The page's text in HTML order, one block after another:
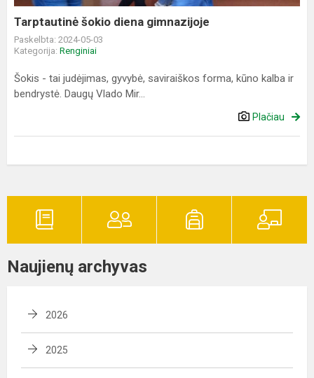
Tarptautinė šokio diena gimnazijoje
Paskelbta: 2024-05-03
Kategorija: Renginiai
Šokis - tai judėjimas, gyvybė, saviraiškos forma, kūno kalba ir
bendrystė. Daugų Vlado Mir...
Plačiau
Naujienų archyvas
2026
2025